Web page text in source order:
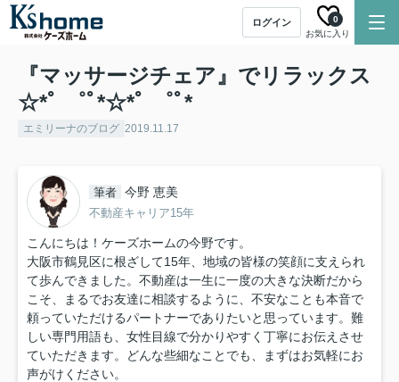
ログイン
お気に入り
0
『マッサージチェア』でリラックス
☆*ﾟ ゜ﾟ*☆*ﾟ ゜ﾟ*
エミリーナのブログ 2019.11.17
筆者 今野 恵美
不動産キャリア15年
こんにちは！ケーズホームの今野です。
大阪市鶴見区に根ざして15年、地域の皆様の笑顔に支えられ
て歩んできました。不動産は一生に一度の大きな決断だから
こそ、まるでお友達に相談するように、不安なことも本音で
頼っていただけるパートナーでありたいと思っています。難
しい専門用語も、女性目線で分かりやすく丁寧にお伝えさせ
ていただきます。どんな些細なことでも、まずはお気軽にお
声がけください。